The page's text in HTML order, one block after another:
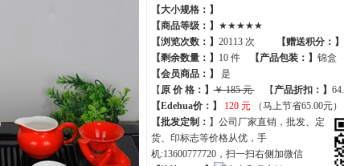
【大小规格：】
【商品等级：】
★★★★★
【浏览次数：】 20113 次 【赠送积分：】
【剩余数量：】 10 件【产品包装：】 锦盒
【会员商品： 】
是
【 原 价 格： 】￥ 185 元【 产品折扣： 】
【Edehua价：】
120 元
（马上节省65.00元）
【批发定制： 】公司厂家直销，批发、定
货、印标志等价格从优，手
机:13600777720，扫一扫右侧加微信